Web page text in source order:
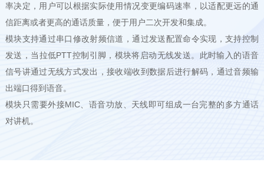
率决定，用户可以根据实际使用情况变更编码速率，以适配更远的通
信距离或者更高的通话质量，便于用户二次开发和集成。
模块支持通过串口修改射频信道，通过发送配置命令实现，支持控制
发送，当拉低PTT控制引脚，模块将启动无线发送。 此时输入的语音
信号讲通过无线方式发出，接收端收到数据后进行解码，通过音频输
出端口得到语音。
模块只需要外接MIC、语音功放、天线即可组成一台完整的多方通话
对讲机。